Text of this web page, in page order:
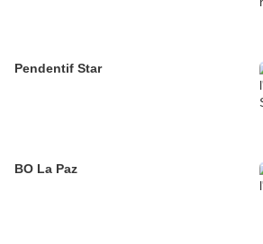
Pendentif Star
BO La Paz